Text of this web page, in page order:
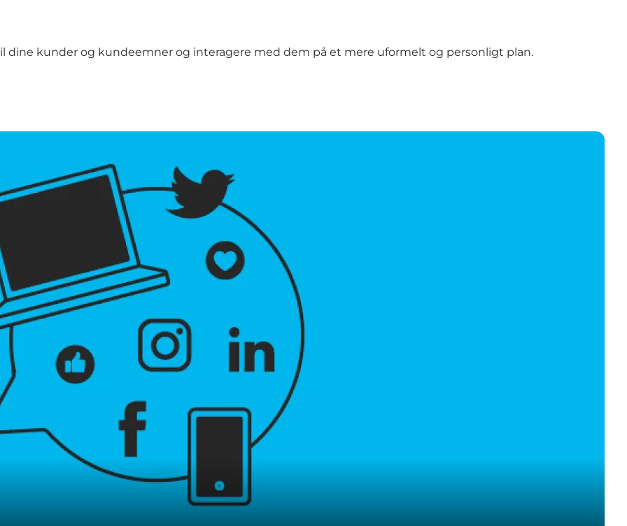
dine kunder og kundeemner og interagere med dem på et mere uformelt og personligt plan.